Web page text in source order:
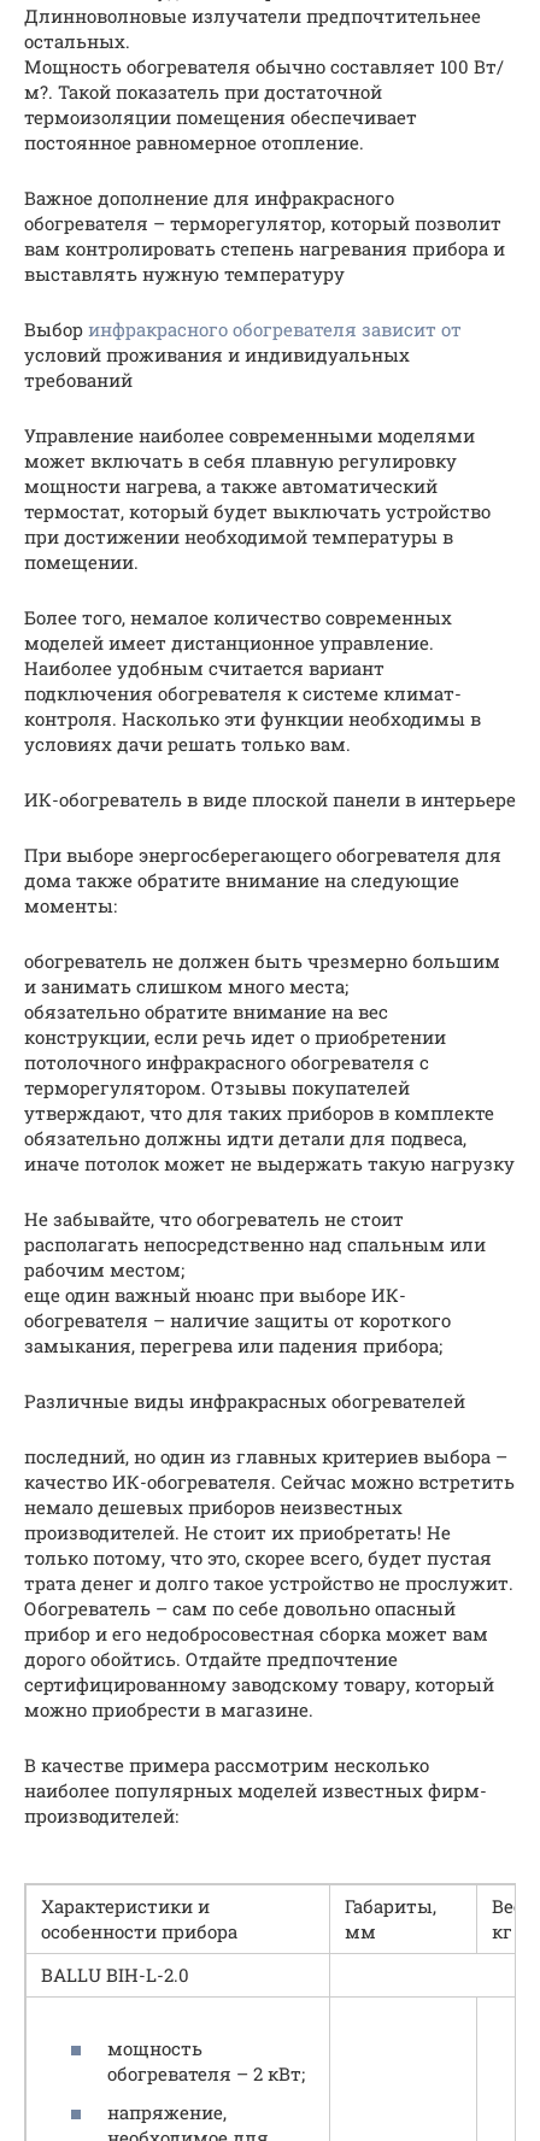
Длинноволновые излучатели предпочтительнее
остальных.
Мощность обогревателя обычно составляет 100 Вт/
м?. Такой показатель при достаточной
термоизоляции помещения обеспечивает
постоянное равномерное отопление.
Важное дополнение для инфракрасного
обогревателя – терморегулятор, который позволит
вам контролировать степень нагревания прибора и
выставлять нужную температуру
Выбор инфракрасного обогревателя зависит от
условий проживания и индивидуальных
требований
Управление наиболее современными моделями
может включать в себя плавную регулировку
мощности нагрева, а также автоматический
термостат, который будет выключать устройство
при достижении необходимой температуры в
помещении.
Более того, немалое количество современных
моделей имеет дистанционное управление.
Наиболее удобным считается вариант
подключения обогревателя к системе климат-
контроля. Насколько эти функции необходимы в
условиях дачи решать только вам.
ИК-обогреватель в виде плоской панели в интерьере
При выборе энергосберегающего обогревателя для
дома также обратите внимание на следующие
моменты:
обогреватель не должен быть чрезмерно большим
и занимать слишком много места;
обязательно обратите внимание на вес
конструкции, если речь идет о приобретении
потолочного инфракрасного обогревателя с
терморегулятором. Отзывы покупателей
утверждают, что для таких приборов в комплекте
обязательно должны идти детали для подвеса,
иначе потолок может не выдержать такую нагрузку
Не забывайте, что обогреватель не стоит
располагать непосредственно над спальным или
рабочим местом;
еще один важный нюанс при выборе ИК-
обогревателя – наличие защиты от короткого
замыкания, перегрева или падения прибора;
Различные виды инфракрасных обогревателей
последний, но один из главных критериев выбора –
качество ИК-обогревателя. Сейчас можно встретить
немало дешевых приборов неизвестных
производителей. Не стоит их приобретать! Не
только потому, что это, скорее всего, будет пустая
трата денег и долго такое устройство не прослужит.
Обогреватель – сам по себе довольно опасный
прибор и его недобросовестная сборка может вам
дорого обойтись. Отдайте предпочтение
сертифицированному заводскому товару, который
можно приобрести в магазине.
В качестве примера рассмотрим несколько
наиболее популярных моделей известных фирм-
производителей:
Характеристики и
особенности прибора
Габариты,
мм
Вес,
кг
BALLU BIH-L-2.0
мощность
обогревателя – 2 кВт;
напряжение,